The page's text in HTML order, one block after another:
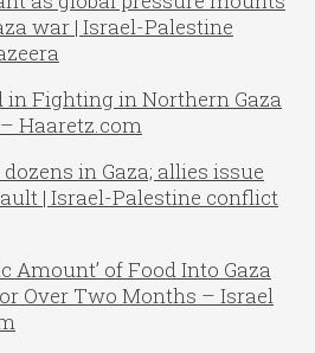
war | Israel-Palestine
in Fighting in Northern Gaza
Haaretz.com
in Gaza; allies issue
| Israel-Palestine conflict
Amount’ of Food Into Gaza
Over Two Months – Israel